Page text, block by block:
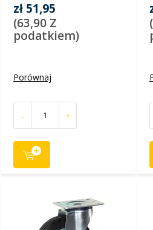
zł 51,95
(63,90 Z
podatkiem)
Porównaj
- +